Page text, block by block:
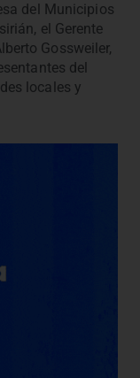
del Municipios
el Gerente
Gossweiler,
del
locales y